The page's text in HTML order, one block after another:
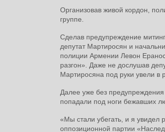
Организовав живой кордон,
группе.
Сделав предупреждение
депутат Мартиросян и
полиции Армении Левон
разгон». Даже не дослушав
Мартиросяна под руки увели в
Далее уже без
попадали под ноги бежавших
«Мы стали убегать, и я увидел
оппозиционной партии